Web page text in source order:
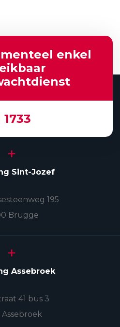
enkel
1733
Sint-Jozef
195
Brugge
Assebroek
41 bus 3
Assebroek